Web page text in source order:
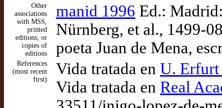
Other
associations
with MSS,
printed
editions, or
copies of
editions
manid 1996 Ed.:
Nürnberg, et al., 1499-
poeta Juan de Mena,
References
(most recent
first)
Vida tratada en U. Erfurt
Vida tratada en Real